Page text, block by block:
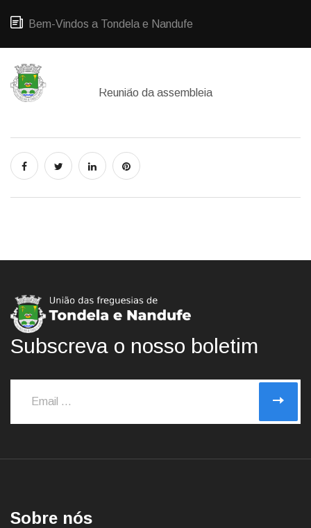
Bem-Vindos a Tondela e Nandufe
Reunião da assembleia
Subscreva o nosso boletim
Sobre nós